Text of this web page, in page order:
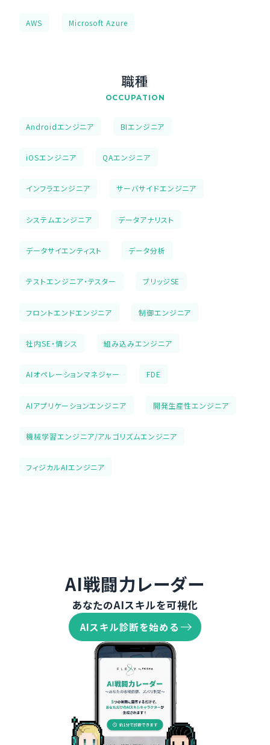
AWS Microsoft Azure
職種
OCCUPATION
Androidエンジニア BIエンジニア
iOSエンジニア QAエンジニア
インフラエンジニア サーバサイドエンジニア
システムエンジニア データアナリスト
データサイエンティスト データ分析
テストエンジニア・テスター ブリッジSE
フロントエンドエンジニア 制御エンジニア
社内SE・情シス 組み込みエンジニア
AIオペレーションマネジャー FDE
AIアプリケーションエンジニア 開発生産性エンジニア
機械学習エンジニア/アルゴリズムエンジニア
フィジカルAIエンジニア
AI戦闘力レーダー
あなたのAIスキルを可視化
AIスキル診断を始める